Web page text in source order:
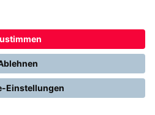
30.07.2026